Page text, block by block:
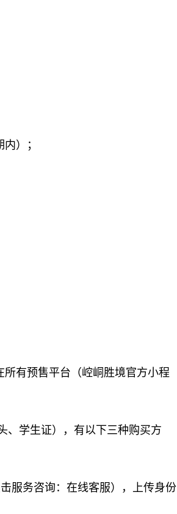
）；
有预售平台（崆峒胜境官方小程
学生证），有以下三种购买方
服务咨询：在线客服），上传身份